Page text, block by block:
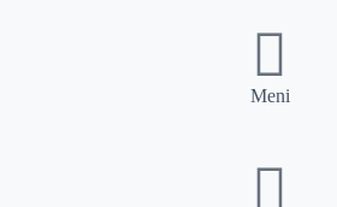
Meni